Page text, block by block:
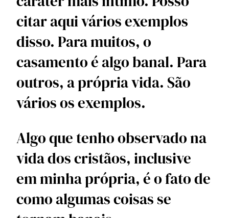
citar aqui vários exemplos
disso. Para muitos, o
casamento é algo banal. Para
outros, a própria vida. São
vários os exemplos.
Algo que tenho observado na
vida dos cristãos, inclusive
em minha própria, é o fato de
como algumas coisas se